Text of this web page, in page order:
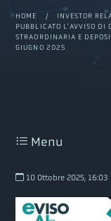
HOME / INVESTOR
PUBBLICATO L’AVVISO DI
STRAORDINARIA E
GIUGNO 2025
Menu
10 Ottobre 2025, 16:03